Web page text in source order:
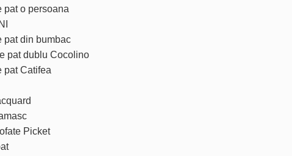
pat o persoana
pat din bumbac
pat dublu Cocolino
pat Catifea
Picket